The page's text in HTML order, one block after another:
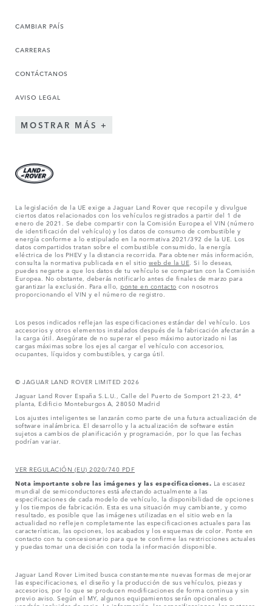
CAMBIAR PAÍS
CARRERAS
CONTÁCTANOS
AVISO LEGAL
MOSTRAR MÁS
La legislación de la UE exige a Jaguar Land Rover que recopile y divulgue
ciertos datos relacionados con los vehículos registrados a partir del 1 de
enero de 2021. Se debe compartir con la Comisión Europea el VIN (número
de identificación del vehículo) y los datos de consumo de combustible y
energía conforme a lo estipulado en la normativa 2021/392 de la UE. Los
datos compartidos tratan sobre el combustible consumido, la energía
eléctrica de los PHEV y la distancia recorrida. Para obtener más información,
consulta la normativa publicada en el sitio web de la UE . Si lo deseas,
puedes negarte a que los datos de tu vehículo se compartan con la Comisión
Europea. No obstante, deberás notificarlo antes de finales de marzo para
garantizar la exclusión. Para ello, ponte en contacto con nosotros
proporcionando el VIN y el número de registro.
Los pesos indicados reflejan las especificaciones estándar del vehículo. Los
accesorios y otros elementos instalados después de la fabricación afectarán a
la carga útil. Asegúrate de no superar el peso máximo autorizado ni las
cargas máximas sobre los ejes al cargar el vehículo con accesorios,
ocupantes, líquidos y combustibles, y carga útil.
© JAGUAR LAND ROVER LIMITED 2026
Jaguar Land Rover España S.L.U., Calle del Puerto de Somport 21-23, 4ª
planta, Edificio Monteburgos A, 28050 Madrid
Los ajustes inteligentes se lanzarán como parte de una futura actualización de
software inalámbrica. El desarrollo y la actualización de software están
sujetos a cambios de planificación y programación, por lo que las fechas
podrían variar.
VER REGULACIÓN (EU) 2020/740 PDF
Nota importante sobre las imágenes y las especificaciones. La escasez
mundial de semiconductores está afectando actualmente a las
especificaciones de cada modelo de vehículo, la disponibilidad de opciones
y los tiempos de fabricación. Esta es una situación muy cambiante, y como
resultado, es posible que las imágenes utilizadas en el sitio web en la
actualidad no reflejen completamente las especificaciones actuales para las
características, las opciones, los acabados y los esquemas de color. Ponte en
contacto con tu concesionario para que te confirme las restricciones actuales
y puedas tomar una decisión con toda la información disponible.
Jaguar Land Rover Limited busca constantemente nuevas formas de mejorar
las especificaciones, el diseño y la producción de sus vehículos, piezas y
accesorios, por lo que se producen modificaciones de forma continua y sin
previo aviso. Según el MY, algunos equipamientos serán opcionales o